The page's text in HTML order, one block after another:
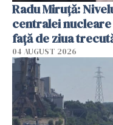
Radu Miruţă:
centralei
faţă de ziua
04 AUGUST 2026